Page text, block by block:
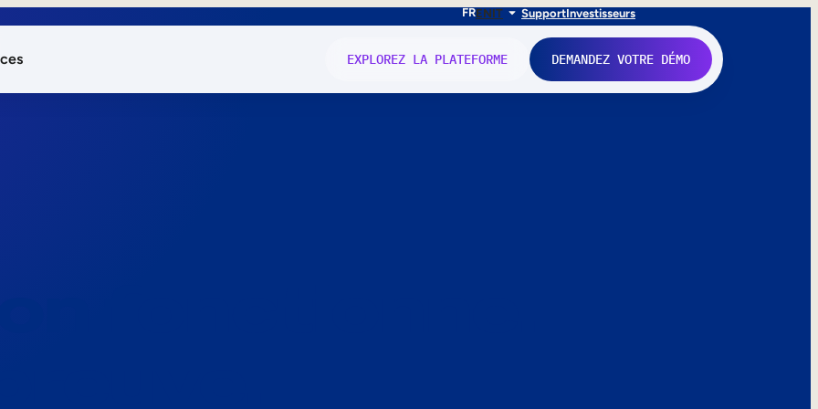
FRENIT SupportInvestisseurs
EXPLOREZ LA PLATEFORME DEMANDEZ VOTRE DÉMO